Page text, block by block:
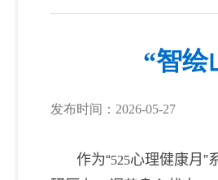
“智绘
发布时间：2026-05-27
作为“525心理健康月”